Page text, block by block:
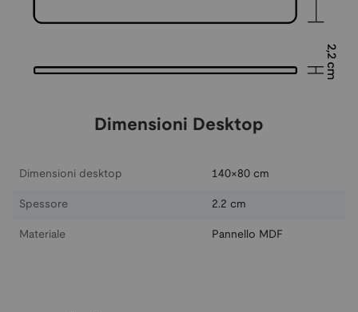
Dimensioni Desktop
Dimensioni desktop 140×80 cm
Spessore 2.2 cm
Materiale Pannello MDF